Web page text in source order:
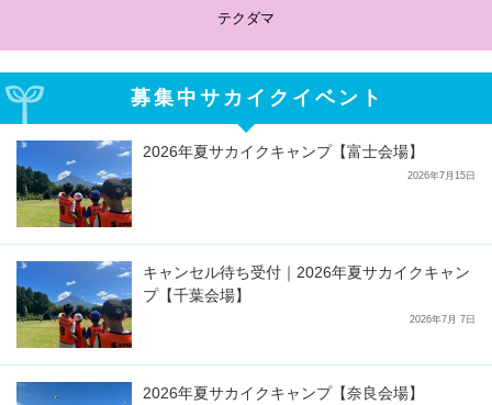
テクダマ
募集中サカイクイベント
2026年夏サカイクキャンプ【富士会場】
2026年7月15日
キャンセル待ち受付｜2026年夏サカイクキャン
プ【千葉会場】
2026年7月 7日
2026年夏サカイクキャンプ【奈良会場】